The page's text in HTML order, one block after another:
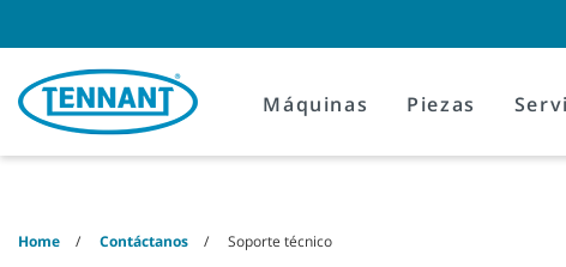
content
navigation
menu
Máquinas Piezas
Home Contáctanos Soporte técnico